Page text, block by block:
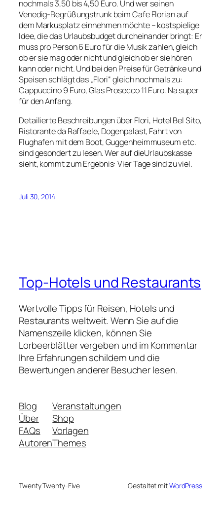
nochmals 3,50 bis 4,50 Euro. Und wer seinen
Venedig-Begrüßungstrunk beim Cafe Florian auf
dem Markusplatz einnehmen möchte – kostspielige
Idee, die das Urlaubsbudget durcheinander bringt: Er
muss pro Person 6 Euro für die Musik zahlen, gleich
ob er sie mag oder nicht und gleich ob er sie hören
kann oder nicht. Und bei den Preise für Getränke und
Speisen schlägt das „Flori“ gleich nochmals zu:
Cappuccino 9 Euro, Glas Prosecco 11 Euro. Na super
für den Anfang.
Detailierte Beschreibungen über Flori, Hotel Bel Sito,
Ristorante da Raffaele, Dogenpalast, Fahrt von
Flughafen mit dem Boot, Guggenheimmuseum etc.
sind gesondert zu lesen. Wer auf dieUrlaubskasse
sieht, kommt zum Ergebnis: Vier Tage sind zu viel.
Juli 30, 2014
Top-Hotels und Restaurants
Wertvolle Tipps für Reisen, Hotels und
Restaurants weltweit. Wenn Sie auf die
Namenszeile klicken, können Sie
Lorbeerblätter vergeben und im Kommentar
Ihre Erfahrungen schildern und die
Bewertungen anderer Besucher lesen.
Blog
Über
FAQs
Autoren
Veranstaltungen
Shop
Vorlagen
Themes
Twenty Twenty-Five Gestaltet mitWordPress